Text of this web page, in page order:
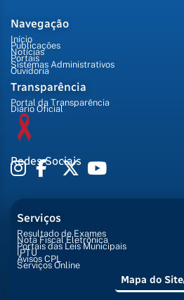
Navegação
Início
Publicações
Notícias
Portais
Sistemas Administrativos
Ouvidoria
Transparência
Portal da Transparência
Diário Oficial
Redes Sociais
Serviços
Resultado de Exames
Nota Fiscal Eletrônica
Portais das Leis Municipais
IPTU
Avisos CPL
Serviços Online
Mapa do Site